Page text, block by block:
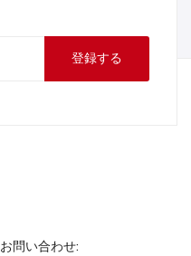
登録する
お問い合わせ: